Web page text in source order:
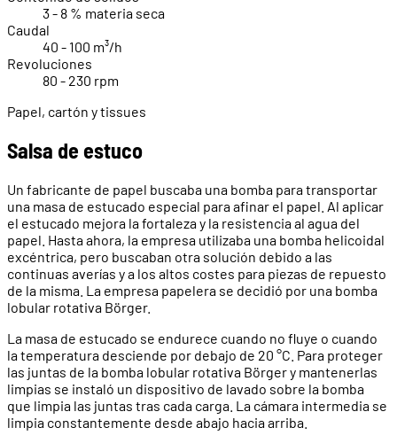
3 - 8 % materia seca
Caudal
40 - 100 m³/h
Revoluciones
80 - 230 rpm
Papel, cartón y tissues
Salsa de estuco
Un fabricante de papel buscaba una bomba para transportar
una masa de estucado especial para afinar el papel. Al aplicar
el estucado mejora la fortaleza y la resistencia al agua del
papel. Hasta ahora, la empresa utilizaba una bomba helicoidal
excéntrica, pero buscaban otra solución debido a las
continuas averías y a los altos costes para piezas de repuesto
de la misma. La empresa papelera se decidió por una bomba
lobular rotativa Börger.
La masa de estucado se endurece cuando no fluye o cuando
la temperatura desciende por debajo de 20 °C. Para proteger
las juntas de la bomba lobular rotativa Börger y mantenerlas
limpias se instaló un dispositivo de lavado sobre la bomba
que limpia las juntas tras cada carga. La cámara intermedia se
limpia constantemente desde abajo hacia arriba.